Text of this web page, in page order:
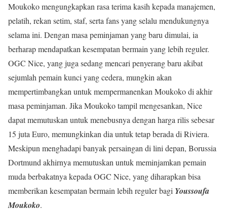
Moukoko mengungkapkan rasa terima kasih kepada manajemen,
pelatih, rekan setim, staf, serta fans yang selalu mendukungnya
selama ini. Dengan masa peminjaman yang baru dimulai, ia
berharap mendapatkan kesempatan bermain yang lebih reguler.
OGC Nice, yang juga sedang mencari penyerang baru akibat
sejumlah pemain kunci yang cedera, mungkin akan
mempertimbangkan untuk mempermanenkan Moukoko di akhir
masa peminjaman. Jika Moukoko tampil mengesankan, Nice
dapat memutuskan untuk menebusnya dengan harga rilis sebesar
15 juta Euro, memungkinkan dia untuk tetap berada di Riviera.
Meskipun menghadapi banyak persaingan di lini depan, Borussia
Dortmund akhirnya memutuskan untuk meminjamkan pemain
muda berbakatnya kepada OGC Nice, yang diharapkan bisa
memberikan kesempatan bermain lebih reguler bagi Youssoufa
Moukoko.